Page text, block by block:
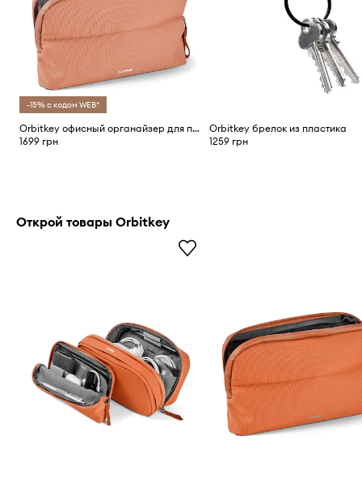
-15% с кодом WEB*
Orbitkey офисный органайзер для путешествий из текстильного материала
1699 грн
Orbitkey брелок из пластика
1259 грн
Открой товары Orbitkey